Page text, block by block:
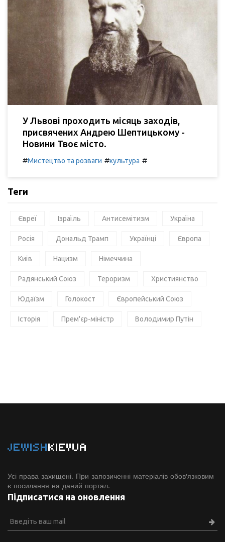
У Львові проходить місяць заходів,
присвячених Андрею Шептицькому -
Новини Твоє місто.
#Мистецтво та розваги #культура #
Теги
Євреї Ізраїль Антисемітизм Україна
Росія Дональд Трамп Українці Європа
Київ Нацизм Німеччина
Радянський Союз Тероризм Християнство
Юдаїзм Голокост Європейський Союз
Історія Прем'єр-міністр Володимир Путін
JEWISHKIEVUA
Усі права захищені. При запозиченні матеріалів обов'язковим
є посилання на даний портал.
Підписатися на оновлення